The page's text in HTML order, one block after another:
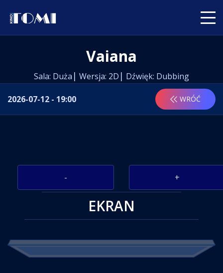
Vaiana
Sala: Duża Wersja: 2D Dźwięk: Dubbing
WRÓĆ
2026-07-12 - 19:00
- +
EKRAN